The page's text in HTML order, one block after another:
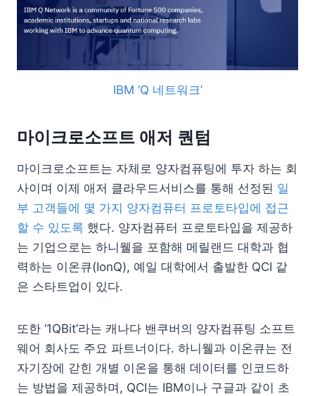
IBM ‘Q 네트워크’
마이크로소프트 애저 퀀텀
마이크로소프트는 자체로 양자컴퓨팅에 투자 하는 회
사이며 이제 애저 클라우드서비스를 통해 선정된 일
부 고객들에 몇 가지 양자컴퓨터 프로토타입에 접근
할 수 있도록 했다. 양자컴퓨터 프로토타입을 제공하
는 기업으로는 하니웰을 포함해 메릴랜드 대학과 협
력하는 이온큐(IonQ), 예일 대학에서 출발한 QCI 같
은 스타트업이 있다.
또한 ‘1QBit’라는 캐나다 밴쿠버의 양자컴퓨팅 소프트
웨어 회사도 주요 파트너이다. 하니웰과 이온큐는 전
자기장에 갇힌 개별 이온을 통해 데이터를 인코드하
는 방법을 제공하며, QCI는 IBM이나 구글과 같이 초